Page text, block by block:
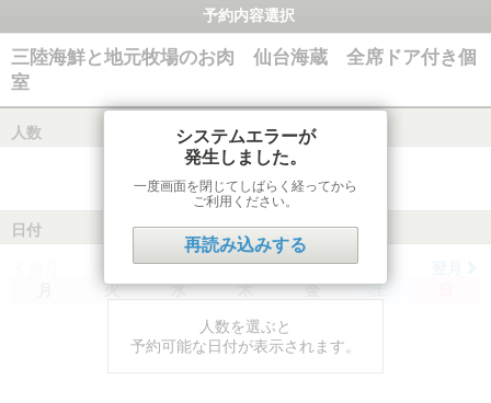
予約内容選択
三陸海鮮と地元牧場のお肉 仙台海蔵 全席ドア付き個
室
人数
日付
火 水 木 金 土
人数を選ぶと
予約可能な日付が表示されます。
システムエラーが
発生しました。
一度画面を閉じてしばらく経ってから
ご利用ください。
再読み込みする